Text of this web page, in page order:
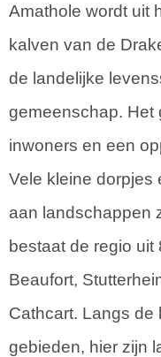
Amathole wordt uit
kalven van de
de landelijke
gemeenschap. Het
inwoners en een
Vele kleine dorpjes
aan landschappen
bestaat de regio uit
Beaufort,
Cathcart. Langs de
gebieden, hier zijn